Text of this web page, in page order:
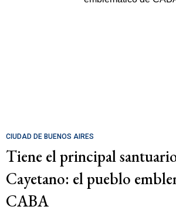
CIUDAD DE BUENOS AIRES
Tiene el principal
Cayetano: el pueblo
CABA